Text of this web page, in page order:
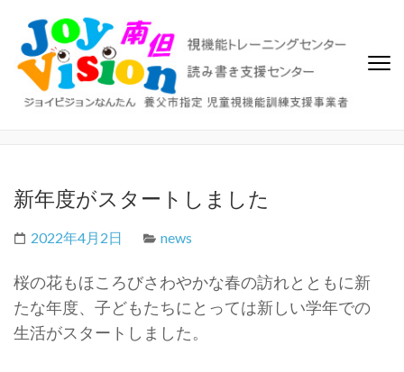
新年度がスタートしました
2022年4月2日 news
桜の花もほころびさわやかな春の訪れとともに新
たな年度、子どもたちにとっては新しい学年での
生活がスタートしました。